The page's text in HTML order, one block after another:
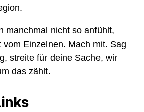
manchmal nicht so anfühlt,
vom Einzelnen. Mach mit. Sag
streite für deine Sache, wir
das zählt.